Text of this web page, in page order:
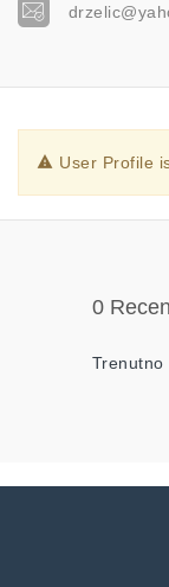
User Profile
0
Trenutno